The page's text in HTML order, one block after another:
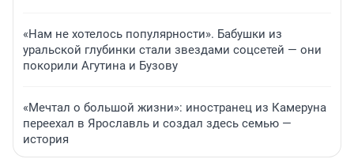
«Нам не хотелось популярности». Бабушки из
уральской глубинки стали звездами соцсетей — они
покорили Агутина и Бузову
«Мечтал о большой жизни»: иностранец из Камеруна
переехал в Ярославль и создал здесь семью —
история